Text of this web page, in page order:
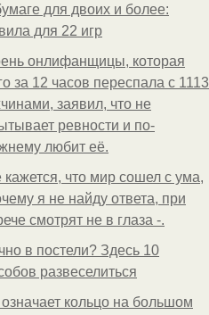
для двоих и более:
для 22 игр
онлифанщицы, которая
за 12 часов переспала с 1113
заявил, что не
ревности и по-
любит её.
кажется, что мир сошел с ума,
я не найду ответа, при
смотрят не в глаза -.
в постели? Здесь 10
развеселиться
кольцо на большом